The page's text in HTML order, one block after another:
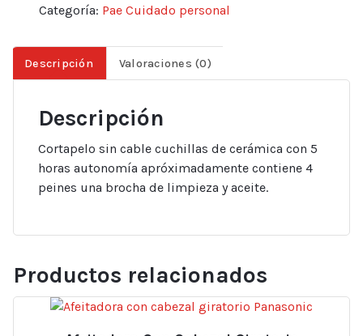
Categoría: Pae Cuidado personal
Descripción Valoraciones (0)
Descripción
Cortapelo sin cable cuchillas de cerámica con 5
horas autonomía apróximadamente contiene 4
peines una brocha de limpieza y aceite.
Productos relacionados